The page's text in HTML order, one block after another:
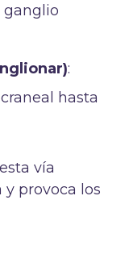
ganglio
:
hasta
vía
provoca los